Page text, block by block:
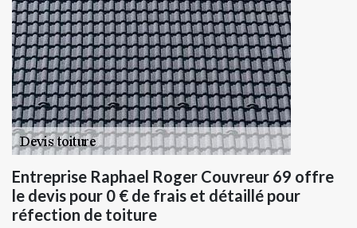
Entreprise Raphael Roger Couvreur 69 offre
le devis pour 0 € de frais et détaillé pour
réfection de toiture